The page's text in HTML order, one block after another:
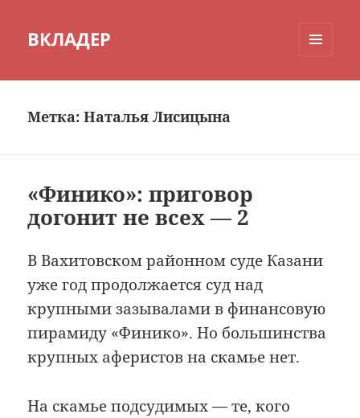
ВКЛАДЕР
Метка:Наталья Лисицына
«Финико»: приговор
догонит не всех — 2
В Вахитовском районном суде Казани
уже год продолжается суд над
крупными зазывалами в финансовую
пирамиду «Финико». Но большинства
крупных аферистов на скамье нет.
На скамье подсудимых — те, кого